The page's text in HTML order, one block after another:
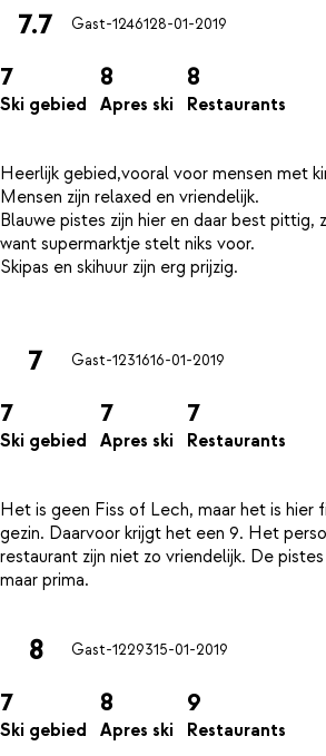
7.7 Gast-1246128-01-2019
7
Ski gebied
8
Apres ski
8
Restaurants
Heerlijk gebied,vooral voor mensen met
Mensen zijn relaxed en vriendelijk.
Blauwe pistes zijn hier en daar best pittig,
want supermarktje stelt niks voor.
Skipas en skihuur zijn erg prijzig.
7 Gast-1231616-01-2019
7
Ski gebied
7
Apres ski
7
Restaurants
Het is geen Fiss of Lech, maar het is hier
gezin. Daarvoor krijgt het een 9. Het
restaurant zijn niet zo vriendelijk. De
8 Gast-1229315-01-2019
7
Ski gebied
8
Apres ski
9
Restaurants